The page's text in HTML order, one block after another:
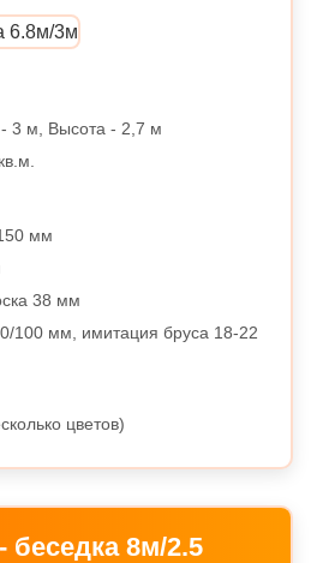
3 м, Высота - 2,7 м
мм
38 мм
100 мм, имитация бруса 18-22
цветов)
беседка 8м/2.5